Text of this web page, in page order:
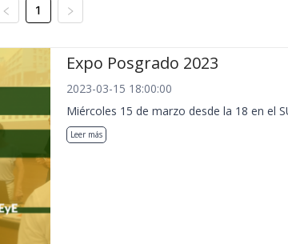
1
Expo Posgrado 2023
2023-03-15 18:00:00
Miércoles 15 de marzo desde la 18 en el
Leer más